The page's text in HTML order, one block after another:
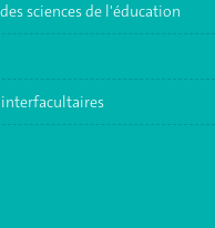
sciences de l'éducation